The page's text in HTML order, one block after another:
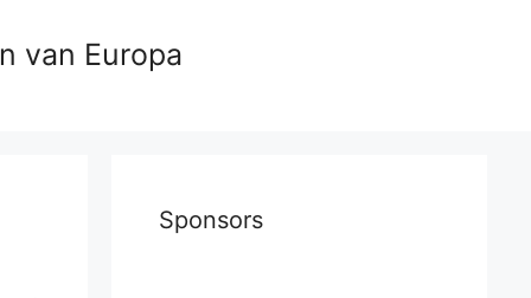
van Europa
Sponsors